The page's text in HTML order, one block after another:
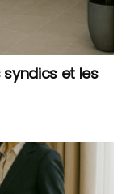
et les